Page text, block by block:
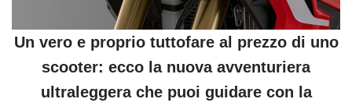
Un vero e proprio tuttofare al prezzo di uno
scooter: ecco la nuova avventuriera
ultraleggera che puoi guidare con la